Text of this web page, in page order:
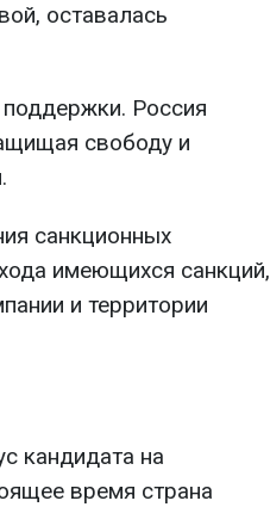
оставалась
Россия
свободу и
санкционных
имеющихся санкций,
и территории
кандидата на
время страна